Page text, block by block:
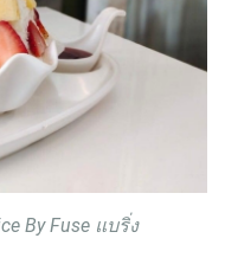
By Fuse แบริ่ง